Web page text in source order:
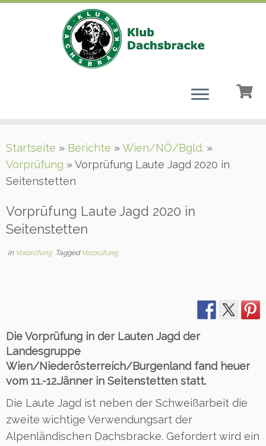
Inhalt
springen
Startseite » Berichte »Wien/NÖ/Bgld. »
Vorprüfung »Vorprüfung Laute Jagd 2020 in
Seitenstetten
Vorprüfung Laute Jagd 2020 in
Seitenstetten
in Vorprüfung Tagged Vorprüfung
Die Vorprüfung in der Lauten Jagd der
Landesgruppe
Wien/Niederösterreich/Burgenland fand heuer
vom 11.-12.Jänner in Seitenstetten statt.
Die Laute Jagd ist neben der Schweißarbeit die
zweite wichtige Verwendungsart der
Alpenländischen Dachsbracke. Gefordert wird ein